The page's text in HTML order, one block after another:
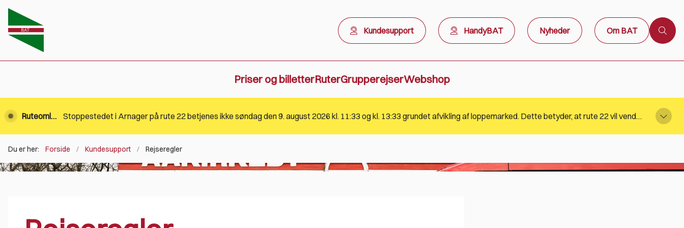
Kundesupport HandyBAT Nyheder Om BAT
Priser og billetterRuterGrupperejserWebshop
Ruteomlægning Stoppestedet i Arnager på rute 22 betjenes ikke søndag den 9. august 2026 kl. 11:33 og kl. 13:33 grundet afvikling af loppemarked. Dette betyder, at rute 22 vil vende i lufthavnen. BAT henviser til Rejseplanen for information
Du er her: Forside Kundesupport Rejseregler